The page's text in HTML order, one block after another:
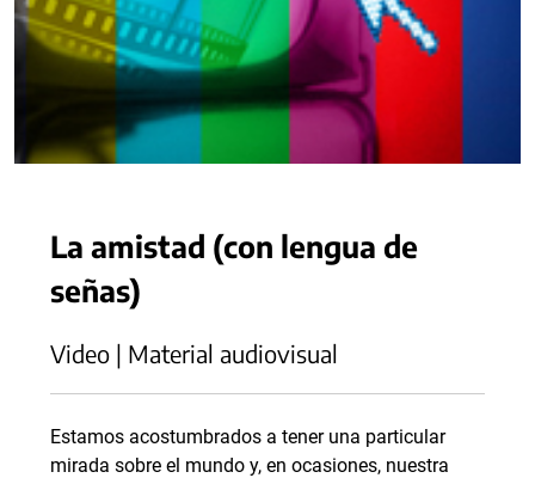
La amistad (con lengua de
señas)
Video | Material audiovisual
Estamos acostumbrados a tener una particular
mirada sobre el mundo y, en ocasiones, nuestra